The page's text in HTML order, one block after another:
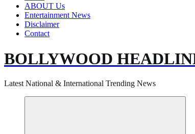
ABOUT Us
Entertainment News
Disclaimer
Contact
BOLLYWOOD
Latest National & International Trending News